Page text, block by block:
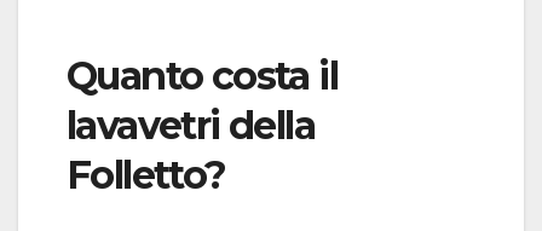
Quanto costa il
lavavetri della
Folletto?